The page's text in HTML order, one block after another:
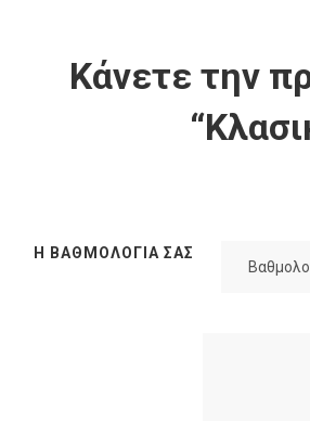
Κάνετε την
Η ΒΑΘΜΟΛΟΓΊΑ ΣΑΣ